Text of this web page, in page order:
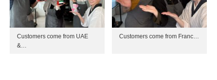
Customers come from UAE
&…
Customers come from Franc…